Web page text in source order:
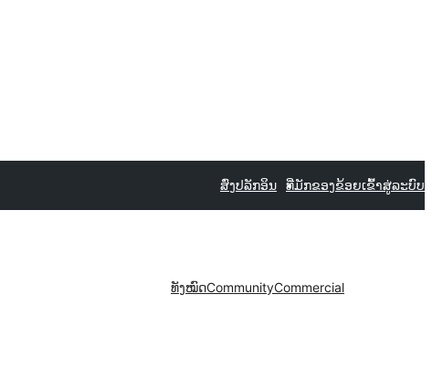
ສົ່ງປລັກອິນ ທີ່ມັກຂອງຂ້ອຍເຂົ້າສູ່ລະບົບ
ທັງໝົດCommunityCommercial